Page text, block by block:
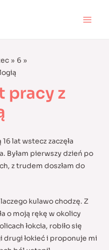
6
pracy z
lat wstecz zaczęła
Byłam pierwszy dzień po
z trudem doszłam do
kulawo chodzę. Z
o moją rękę w okolicy
łokcia, robiło się
drugi łokieć i proponuje mi